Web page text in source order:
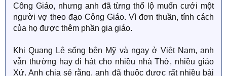
Công Giáo, nhưng anh đã từng thổ lộ muốn cưới một
người vợ theo đạo Công Giáo. Vì đơn thuần, tính cách
của họ được thêm phần gia giáo.
Khi Quang Lê sống bên Mỹ và ngay ở Việt Nam, anh
vẫn thường hay đi hát cho nhiều nhà Thờ, nhiều giáo
Xứ. Anh chia sẻ rằng, anh đã thuộc được rất nhiều bài